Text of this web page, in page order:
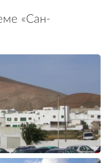
«Сан-